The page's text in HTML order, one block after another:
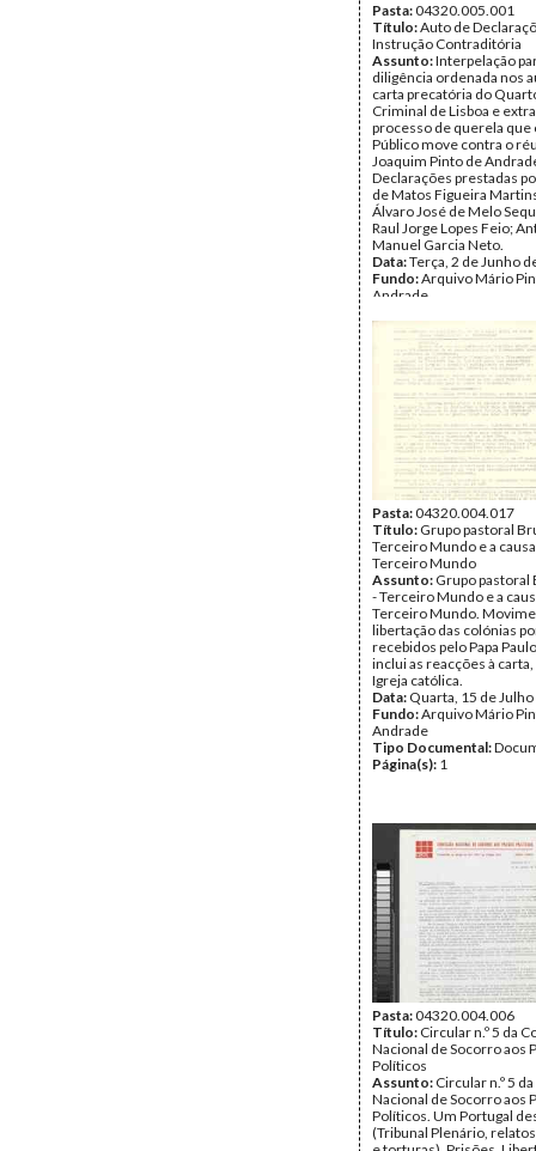
Pasta:04320.005.001
Título:Auto de
Instrução Contraditória
Assunto:Interpelação
diligência ordenada nos
carta precatória do
Criminal de Lisboa e
processo de querela
Público move contra o
Joaquim Pinto de
Declarações prestadas
de Matos Figueira
Álvaro José de Melo
Raul Jorge Lopes Feio;
Manuel Garcia Neto.
Data:Terça, 2 de Junho
Fundo:Arquivo Mário
Andrade
Página(s):
Pasta:04320.004.017
Título: Grupo pastoral
Terceiro Mundo e a
Terceiro Mundo
Assunto: Grupo pastoral
- Terceiro Mundo e a
Terceiro Mundo.
libertação das colónias
recebidos pelo Papa
inclui as reacções à
Igreja católica.
Data: Quarta, 15 de
Fundo:Arquivo Mário
Andrade
Tipo Documental:
Página(s): 1
Pasta:04320.004.006
Título: Circular n.º 5 da
Nacional de Socorro aos
Políticos
Assunto: Circular n.º 5
Nacional de Socorro aos
Políticos. Um Portugal
(Tribunal Plenário,